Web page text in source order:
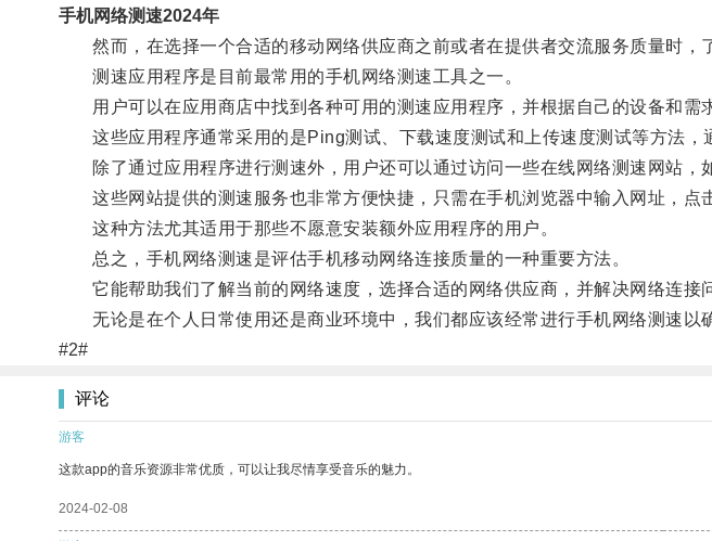
手机网络测速2024年
然而，在选择一个合适的移动网络供应商之前或者在提供者交流服务质量时，
测速应用程序是目前最常用的手机网络测速工具之一。
用户可以在应用商店中找到各种可用的测速应用程序，并根据自己的设备和需
这些应用程序通常采用的是Ping测试、下载速度测试和上传速度测试等方法，
除了通过应用程序进行测速外，用户还可以通过访问一些在线网络测速网站，
这些网站提供的测速服务也非常方便快捷，只需在手机浏览器中输入网址，点
这种方法尤其适用于那些不愿意安装额外应用程序的用户。
总之，手机网络测速是评估手机移动网络连接质量的一种重要方法。
它能帮助我们了解当前的网络速度，选择合适的网络供应商，并解决网络连接
无论是在个人日常使用还是商业环境中，我们都应该经常进行手机网络测速以
#2#
评论
游客
这款app的音乐资源非常优质，可以让我尽情享受音乐的魅力。
2024-02-08